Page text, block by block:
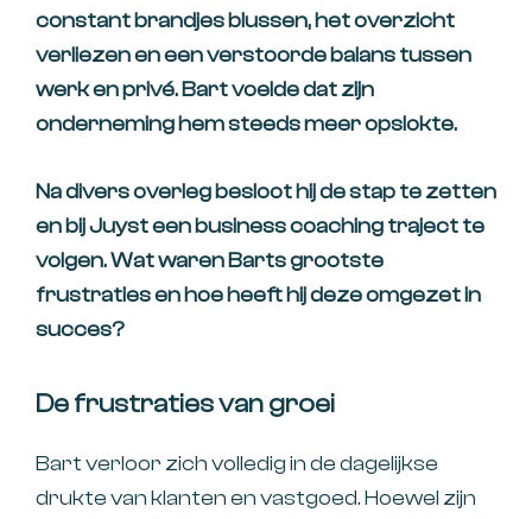
constant brandjes blussen, het overzicht
verliezen en een verstoorde balans tussen
werk en privé. Bart voelde dat zijn
onderneming hem steeds meer opslokte.
Na divers overleg besloot hij de stap te zetten
en bij Juyst een business coaching traject te
volgen. Wat waren Barts grootste
frustraties en hoe heeft hij deze omgezet in
succes?
De frustraties van groei
Bart verloor zich volledig in de dagelijkse
drukte van klanten en vastgoed. Hoewel zijn